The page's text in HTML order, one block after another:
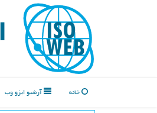
خانه آرشیو ایزو وب